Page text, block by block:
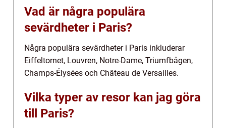
Vad är några populära
sevärdheter i Paris?
Några populära sevärdheter i Paris inkluderar
Eiffeltornet, Louvren, Notre-Dame, Triumfbågen,
Champs-Élysées och Château de Versailles.
Vilka typer av resor kan jag göra
till Paris?